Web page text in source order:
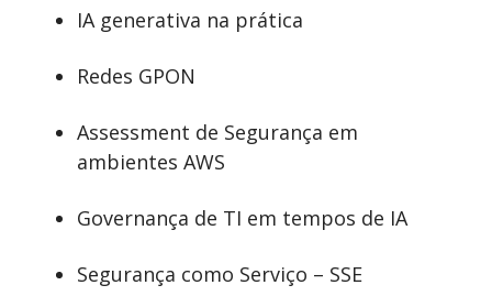
IA generativa na prática
Redes GPON
Assessment de Segurança em
ambientes AWS
Governança de TI em tempos de IA
Segurança como Serviço – SSE